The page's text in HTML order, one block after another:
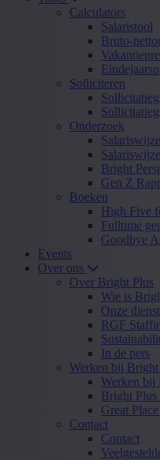
Calculators
Salaristool
Bruto-
Solliciteren
Onderzoek
Bright
Gen Z
Boeken
High Five
Fulltime
Goodbye
Events
Over ons
Over Bright Plus
Wie is
Onze
RGF
In de pers
Werken bij Bright
Werken bij
Bright Plus
Great
Contact
Contact